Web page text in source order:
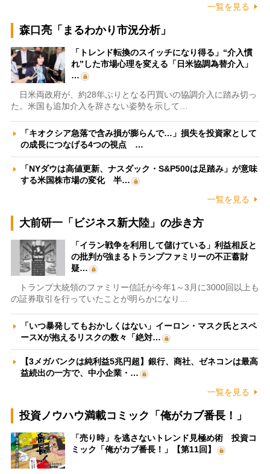
一覧を見る
森口亮「まるわかり市況分析」
「トレンド転換のスイッチになり得る」“介入慣
れ”した市場心理を変える「日米協調為替介入」
…
日米両政府が、約28年ぶりとなる円買いの協調介入に踏み切っ
た。米国も追加介入を辞さない姿勢を示して…
「キオクシア急落で含み損が膨らんで…」損失を投資家として
の成長につなげる4つの視点 …
「NYダウは高値更新、ナスダック・S&P500は足踏み」が意味
する米国株市場の変化 半…
一覧を見る
大前研一「ビジネス新大陸」の歩き方
「イラン戦争を利用して儲けている」利益相反と
の批判が強まるトランプファミリーの不正蓄財
疑…
トランプ大統領のファミリー信託が今年1～3月に3000回以上も
の証券取引を行っていたことが明らかになり…
「いつ暴発してもおかしくはない」イーロン・マスク氏とスペ
ースXが抱えるリスクの数々「絶対…
【3メガバンクは純利益5兆円超】銀行、商社、ゼネコンは最高
益続出の一方で、中小企業・…
一覧を見る
投資ノウハウ満載コミック「俺がカブ番長！」
「売り時」を逃さないトレンド見極め術 投資コ
ミック「俺がカブ番長！」【第11回】